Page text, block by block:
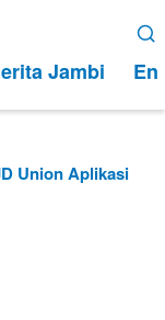
Jambi
Union Aplikasi